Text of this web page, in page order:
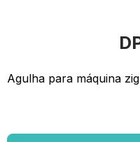
Agulha para máquina